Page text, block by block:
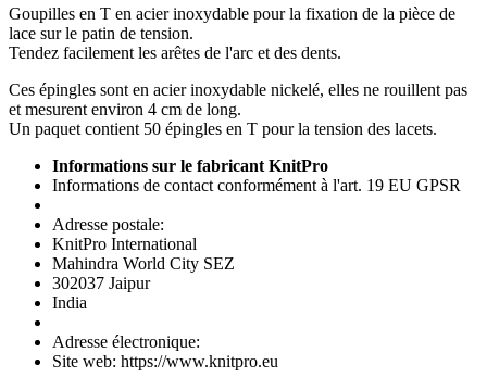
Goupilles en T en acier inoxydable pour la fixation de la pièce de
lace sur le patin de tension.
Tendez facilement les arêtes de l'arc et des dents.
Ces épingles sont en acier inoxydable nickelé, elles ne rouillent pas
et mesurent environ 4 cm de long.
Un paquet contient 50 épingles en T pour la tension des lacets.
Informations sur le fabricant KnitPro
Informations de contact conformément à l'art. 19 EU GPSR
Adresse postale:
KnitPro International
Mahindra World City SEZ
302037 Jaipur
India
Adresse électronique:
Site web: https://www.knitpro.eu